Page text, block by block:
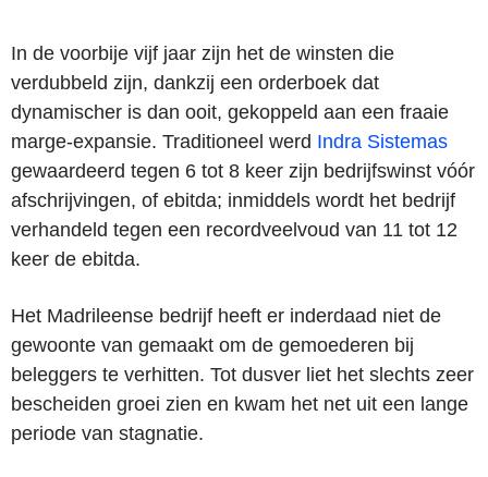
In de voorbije vijf jaar zijn het de winsten die
verdubbeld zijn, dankzij een orderboek dat
dynamischer is dan ooit, gekoppeld aan een fraaie
marge-expansie. Traditioneel werd Indra Sistemas
gewaardeerd tegen 6 tot 8 keer zijn bedrijfswinst vóór
afschrijvingen, of ebitda; inmiddels wordt het bedrijf
verhandeld tegen een recordveelvoud van 11 tot 12
keer de ebitda.
Het Madrileense bedrijf heeft er inderdaad niet de
gewoonte van gemaakt om de gemoederen bij
beleggers te verhitten. Tot dusver liet het slechts zeer
bescheiden groei zien en kwam het net uit een lange
periode van stagnatie.